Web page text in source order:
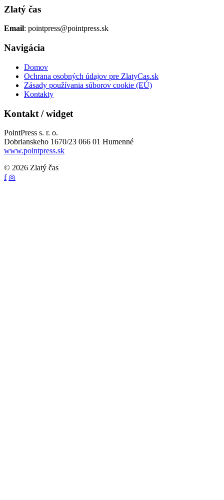
Zlatý čas
Email: pointpress@pointpress.sk
Navigácia
Domov
Ochrana osobných údajov pre ZlatyCas.sk
Zásady používania súborov cookie (EÚ)
Kontakty
Kontakt / widget
PointPress s. r. o.
Dobrianskeho 1670/23 066 01 Humenné
www.pointpress.sk
© 2026 Zlatý čas
f ◎